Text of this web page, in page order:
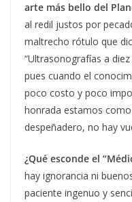
arte más bello del
al redil justos por
maltrecho rótulo que
“Ultrasonografías a
pues cuando el
poco costo y poco
honrada estamos
despeñadero, no hay
¿Qué esconde el
hay ignorancia ni
paciente ingenuo y